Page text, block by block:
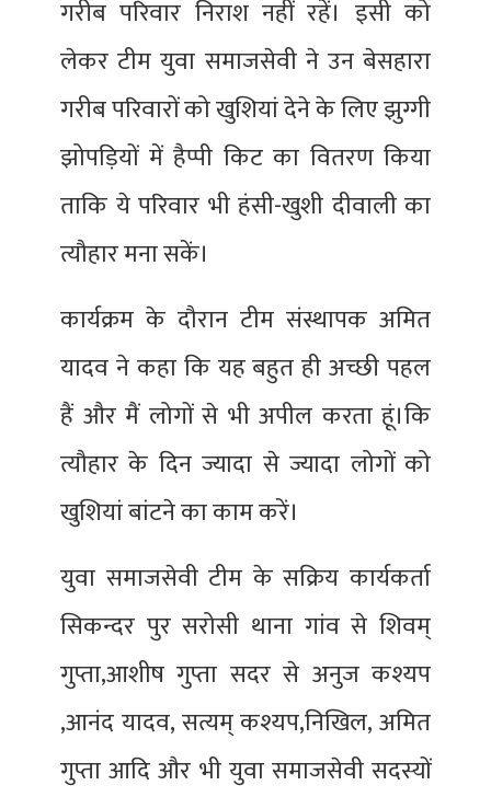
गरीब परिवार निराश नहीं रहें। इसी को
लेकर टीम युवा समाजसेवी ने उन बेसहारा
गरीब परिवारों को खुशियां देने के लिए झुग्गी
झोपड़ियों में हैप्पी किट का वितरण किया
ताकि ये परिवार भी हंसी-खुशी दीवाली का
त्यौहार मना सकें।
कार्यक्रम के दौरान टीम संस्थापक अमित
यादव ने कहा कि यह बहुत ही अच्छी पहल
हैं और मैं लोगों से भी अपील करता हूं।कि
त्यौहार के दिन ज्यादा से ज्यादा लोगों को
खुशियां बांटने का काम करें।
युवा समाजसेवी टीम के सक्रिय कार्यकर्ता
सिकन्दर पुर सरोसी थाना गांव से शिवम्
गुप्ता,आशीष गुप्ता सदर से अनुज कश्यप
,आनंद यादव, सत्यम् कश्यप,निखिल, अमित
गुप्ता आदि और भी युवा समाजसेवी सदस्यों